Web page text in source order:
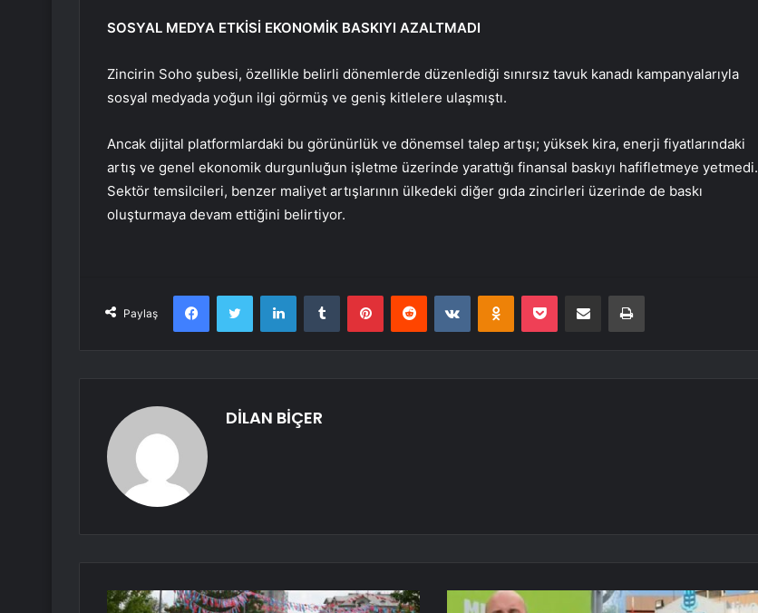
SOSYAL MEDYA ETKİSİ EKONOMİK BASKIYI AZALTMADI
Zincirin Soho şubesi, özellikle belirli dönemlerde düzenlediği sınırsız tavuk kanadı kampanyalarıyla
sosyal medyada yoğun ilgi görmüş ve geniş kitlelere ulaşmıştı.
Ancak dijital platformlardaki bu görünürlük ve dönemsel talep artışı; yüksek kira, enerji fiyatlarındaki
artış ve genel ekonomik durgunluğun işletme üzerinde yarattığı finansal baskıyı hafifletmeye yetmedi.
Sektör temsilcileri, benzer maliyet artışlarının ülkedeki diğer gıda zincirleri üzerinde de baskı
oluşturmaya devam ettiğini belirtiyor.
Paylaş
FacebookTwitter LinkedInTumblr PinterestReddit VKontakteOdnoklassniki
Pocket E-Posta ile paylaş Yazdır
DİLAN BİÇER